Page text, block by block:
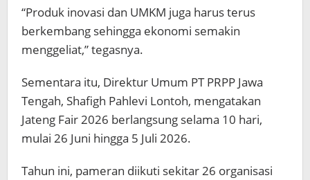
“Produk inovasi dan UMKM juga harus terus
berkembang sehingga ekonomi semakin
menggeliat,” tegasnya.
Sementara itu, Direktur Umum PT PRPP Jawa
Tengah, Shafigh Pahlevi Lontoh, mengatakan
Jateng Fair 2026 berlangsung selama 10 hari,
mulai 26 Juni hingga 5 Juli 2026.
Tahun ini, pameran diikuti sekitar 26 organisasi